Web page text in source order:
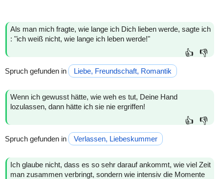
Als man mich fragte, wie lange ich Dich lieben werde, sagte ich
: "ich weiß nicht, wie lange ich leben werde!"
👍 👎
Spruch gefunden in Liebe, Freundschaft, Romantik
Wenn ich gewusst hätte, wie weh es tut, Deine Hand
lozulassen, dann hätte ich sie nie ergriffen!
👍 👎
Spruch gefunden in Verlassen, Liebeskummer
Ich glaube nicht, dass es so sehr darauf ankommt, wie viel Zeit
man zusammen verbringt, sondern wie intensiv die Momente